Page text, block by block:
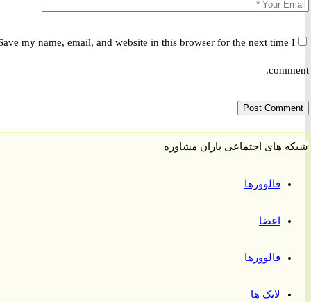
Save my name, email, and website in this browser for the next time
های اجتماعی باران مشاوره
فالوورها
اعضا
فالوورها
لایک ها